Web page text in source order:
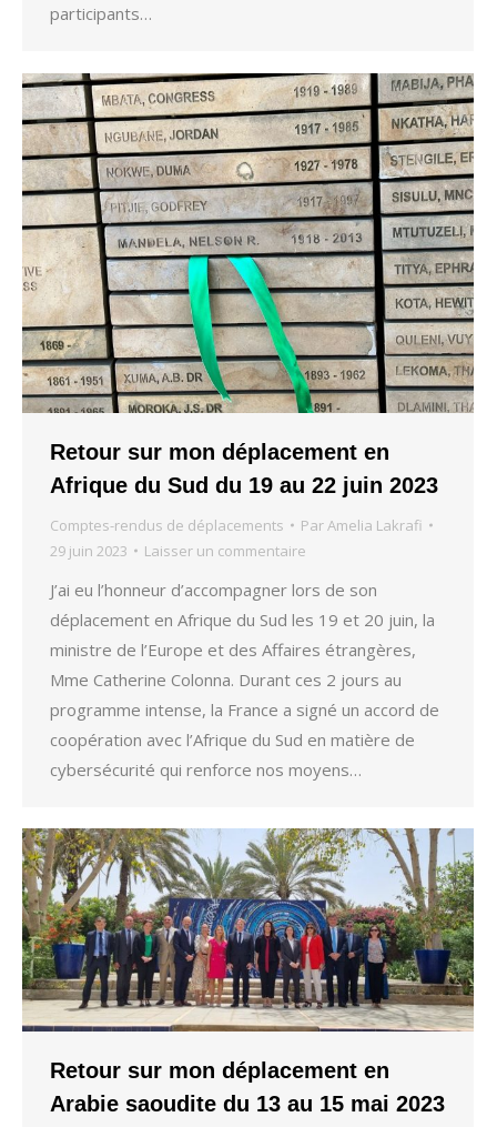
participants…
Retour sur mon déplacement en
Afrique du Sud du 19 au 22 juin 2023
Comptes-rendus de déplacements Par Amelia Lakrafi
29 juin 2023
Laisser un commentaire
J’ai eu l’honneur d’accompagner lors de son
déplacement en Afrique du Sud les 19 et 20 juin, la
ministre de l’Europe et des Affaires étrangères,
Mme Catherine Colonna. Durant ces 2 jours au
programme intense, la France a signé un accord de
coopération avec l’Afrique du Sud en matière de
cybersécurité qui renforce nos moyens…
Retour sur mon déplacement en
Arabie saoudite du 13 au 15 mai 2023